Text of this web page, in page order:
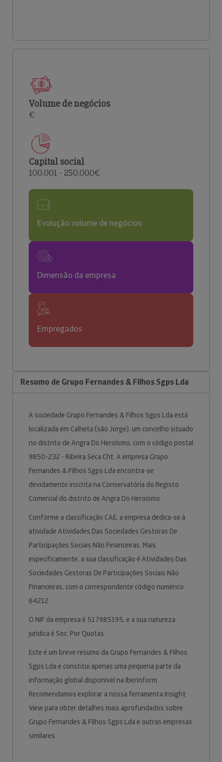
Volume de negócios
€
Capital social
100.001 - 250.000€
Evolução volume de negócios
Dimensão da empresa
Empregados
Resumo de Grupo Fernandes & Filhos Sgps Lda
A sociedade Grupo Fernandes & Filhos Sgps Lda está
localizada em Calheta (são Jorge), um concelho situado
no distrito de Angra Do Heroísmo, com o código postal
9850-232 - Ribeira Seca Cht. A empresa Grupo
Fernandes & Filhos Sgps Lda encontra-se
devidamente inscrita na Conservatória do Registo
Comercial do distrito de Angra Do Heroísmo.
Conforme a classificação CAE, a empresa dedica-se à
atividade Atividades Das Sociedades Gestoras De
Participações Sociais Não Financeiras. Mais
especificamente, a sua classificação é Atividades Das
Sociedades Gestoras De Participações Sociais Não
Financeiras, com o correspondente código numérico
64212.
O NIF da empresa é 517985195, e a sua natureza
jurídica é Soc. Por Quotas.
Este é um breve resumo da Grupo Fernandes & Filhos
Sgps Lda e constitui apenas uma pequena parte da
informação global disponível na Iberinform.
Recomendamos explorar a nossa ferramenta Insight
View para obter detalhes mais aprofundados sobre
Grupo Fernandes & Filhos Sgps Lda e outras empresas
similares.